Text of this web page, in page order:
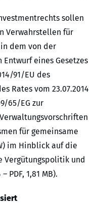
sollen
Verwahrstellen für
dem von der
eines Gesetzes
91/EU des
Rates vom 23.07.2014
65/EG zur
für gemeinsame
im Hinblick auf die
Vergütungspolitik und
PDF, 1,81 MB).